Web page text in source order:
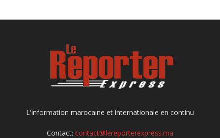
L'information marocaine et internationale en continu
Contact: contact@lereporterexpress.ma